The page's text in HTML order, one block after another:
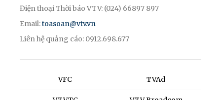
Điện thoại Thời báo VTV: (024) 66897 897
Email:toasoan@vtv.vn
Liên hệ quảng cáo: 0912.698.677
VFC TVAd